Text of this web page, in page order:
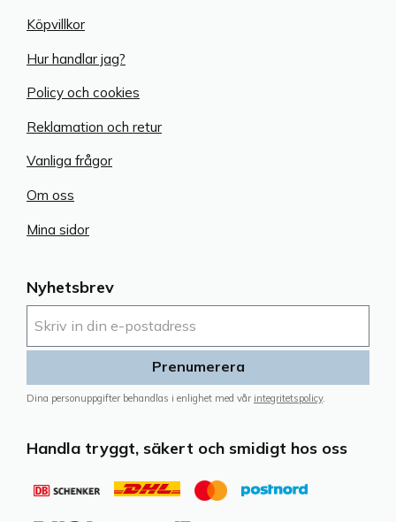
Nyhetsbrev
Prenumerera
Dina personuppgifter behandlas i enlighet med vår integritetspolicy.
Handla tryggt, säkert och smidigt hos oss
Köpvillkor
Hur handlar jag?
Policy och cookies
Reklamation och retur
Vanliga frågor
Om oss
Mina sidor